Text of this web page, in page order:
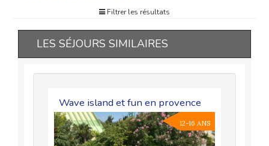
Filtrer les résultats
LES SÉJOURS SIMILAIRES
Wave island et fun en provence
12-16 ANS